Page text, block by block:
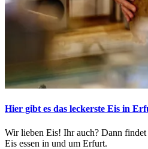
Hier gibt es das leckerste Eis in
Wir lieben Eis! Ihr auch? Dann
Eis essen in und um Erfurt.